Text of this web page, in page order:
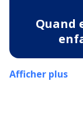
Quand
Afficher plus